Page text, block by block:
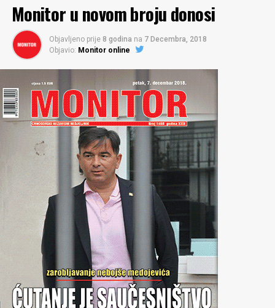
ALTERVIZIJA
Kultura (Milan Popović(
ZAŠTITA ŽIVOTNE SREDINE:
Poglavlje dar za poslušnost (Miloš Bakić)
MARKO PERKOVIĆ, GENERALNI KONZUL SFRJ U TIVTU
Tita odavno nismo dostojni (Veseljko Koprivica)
SJEVER – NEVOLJE OSOBA S INVALIDITETOM:
Svakodnevica obilježena barijerama (Dragana
Šćepanović)
KAMPERI OTKRILI ULCINJ:
Veća zarada od kampa nego od hotela (Mustafa Canka)
BERANE – JOŠ STIŽU RAČUNI IZ DPS VLADAVINE:
Pošto fizibiliti stidija (Tufik Softić)
PORUKE NEMIRA U FRANCUSKOJ:
Klasna borba davedest prvom vijeku (Milan Bošković)
Monitor u novom broju donosi
Objavljeno prije 8 godina na 7 Decembra, 2018
Objavio: Monitor online